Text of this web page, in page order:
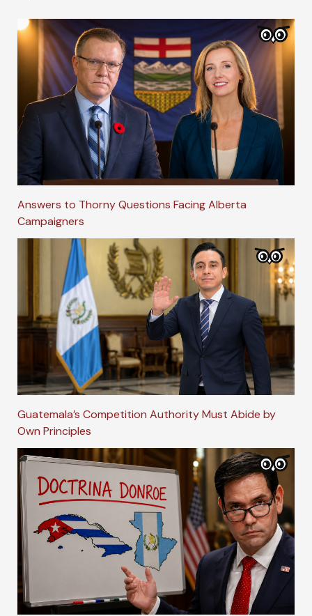
Answers to Thorny Questions Facing Alberta
Campaigners
Guatemala’s Competition Authority Must Abide by
Own Principles